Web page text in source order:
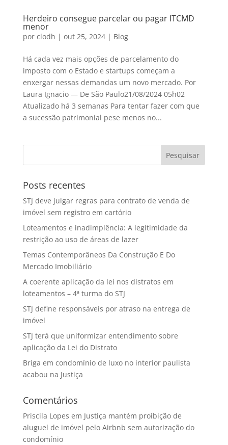
Herdeiro consegue parcelar ou pagar ITCMD
menor
por clodh | out 25, 2024| Blog
Há cada vez mais opções de parcelamento do
imposto com o Estado e startups começam a
enxergar nessas demandas um novo mercado. Por
Laura Ignacio — De São Paulo21/08/2024 05h02
Atualizado há 3 semanas Para tentar fazer com que
a sucessão patrimonial pese menos no...
Posts recentes
STJ deve julgar regras para contrato de venda de
imóvel sem registro em cartório
Loteamentos e inadimplência: A legitimidade da
restrição ao uso de áreas de lazer
Temas Contemporâneos Da Construção E Do
Mercado Imobiliário
A coerente aplicação da lei nos distratos em
loteamentos – 4ª turma do STJ
STJ define responsáveis por atraso na entrega de
imóvel
STJ terá que uniformizar entendimento sobre
aplicação da Lei do Distrato
Briga em condomínio de luxo no interior paulista
acabou na Justiça
Comentários
Priscila Lopes em Justiça mantém proibição de
aluguel de imóvel pelo Airbnb sem autorização do
condomínio